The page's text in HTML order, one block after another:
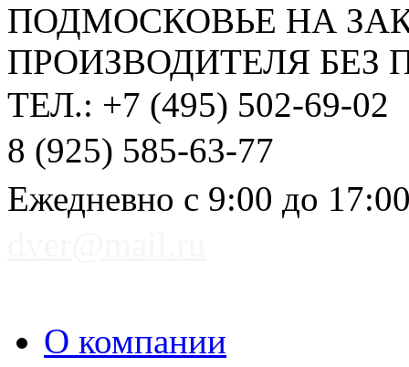
ПОДМОСКОВЬЕ НА
ПРОИЗВОДИТЕЛЯ БЕЗ
ТЕЛ.: +7 (495) 502-69-02
8 (925) 585-63-77
Ежедневно с 9:00 до
О компании